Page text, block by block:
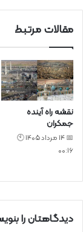
مقالات مرتبط
نقشه راه آینده
جمکران
📅 14 مرداد 1405 🕙
00:16
دیدگاهتان را